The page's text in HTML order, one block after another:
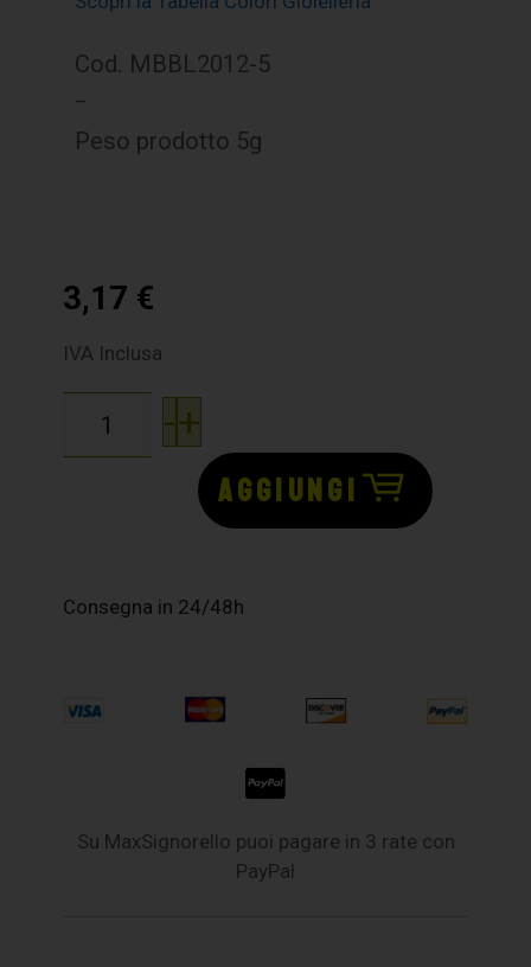
Cod. MBBL2012-5
–
Peso prodotto 5g
3,17 €
IVA Inclusa
-+
AGGIUNGI
Consegna in 24/48h
Su MaxSignorello puoi pagare in 3 rate con
PayPal